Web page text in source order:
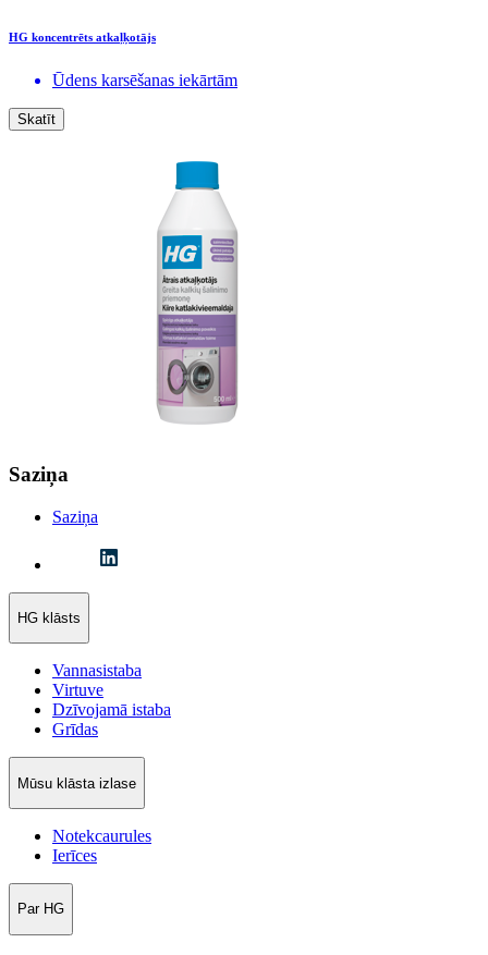
HG koncentrēts atkaļķotājs
Ūdens karsēšanas iekārtām
Skatīt
Saziņa
Saziņa
HG klāsts
Vannasistaba
Virtuve
Dzīvojamā istaba
Grīdas
Mūsu klāsta izlase
Notekcaurules
Ierīces
Par HG